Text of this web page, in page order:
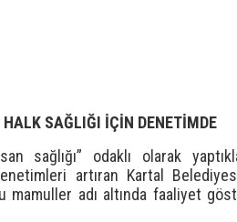
SAĞLIĞI İÇİN DENETİMDE
sağlığı” odaklı olarak
artıran Kartal
mamuller adı altında faaliyet